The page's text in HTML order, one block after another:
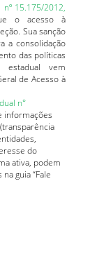
nº 15.175/2012,
o acesso à
Sua sanção
a consolidação
das políticas
estadual vem
de Acesso à
n°
informações
do
ativa, podem
guia “Fale